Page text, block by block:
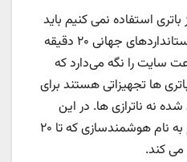
باتری استفاده نمی کنیم باید
توجه کرد که باتری ها طبق استانداردهای جهانی ۲۰ دقیقه
سایت را نگه می‌دارد که
ها تجهیزاتی هستند برای
نه ناترازی ها. در این
زمینه طراحی را ارائه کرده ایم به نام هوشمندسازی که تا ۲۰
کند.